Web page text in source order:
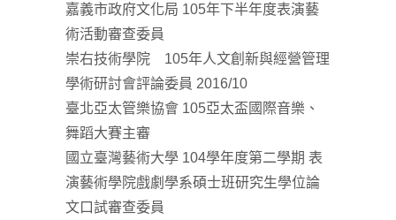
嘉義市政府文化局 105年下半年度表演藝
術活動審查委員
崇右技術學院 105年人文創新與經營管理
學術研討會評論委員 2016/10
臺北亞太管樂協會 105亞太盃國際音樂、
舞蹈大賽主審
國立臺灣藝術大學 104學年度第二學期 表
演藝術學院戲劇學系碩士班研究生學位論
文口試審查委員